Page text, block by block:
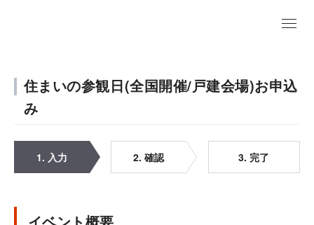
住まいの参観日(全国開催/戸建会場)お申込
み
1. 入力 2. 確認 3. 完了